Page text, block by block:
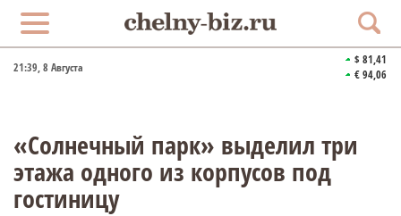
21:39, 8 Августа
$ 81,41
€ 94,06
«Солнечный парк» выделил три
этажа одного из корпусов под
гостиницу